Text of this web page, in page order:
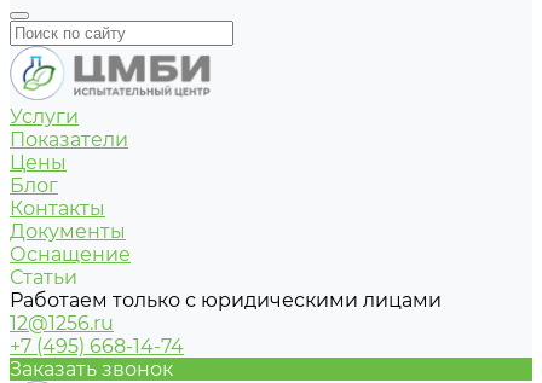
Услуги
Показатели
Цены
Блог
Контакты
Документы
Оснащение
Статьи
Работаем только с юридическими лицами
12@1256.ru
+7 (495) 668-14-74
Заказать звонок